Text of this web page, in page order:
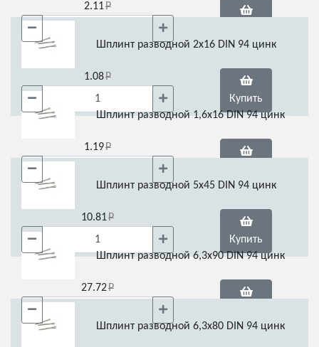
2.11
Шплинт разводной 2х16 DIN 94 цинк
1.08
Купить
Шплинт разводной 1,6х16 DIN 94 цинк
1.19
Шплинт разводной 5х45 DIN 94 цинк
10.81
Купить
Шплинт разводной 6,3х90 DIN 94 цинк
27.72
Шплинт разводной 6,3х80 DIN 94 цинк